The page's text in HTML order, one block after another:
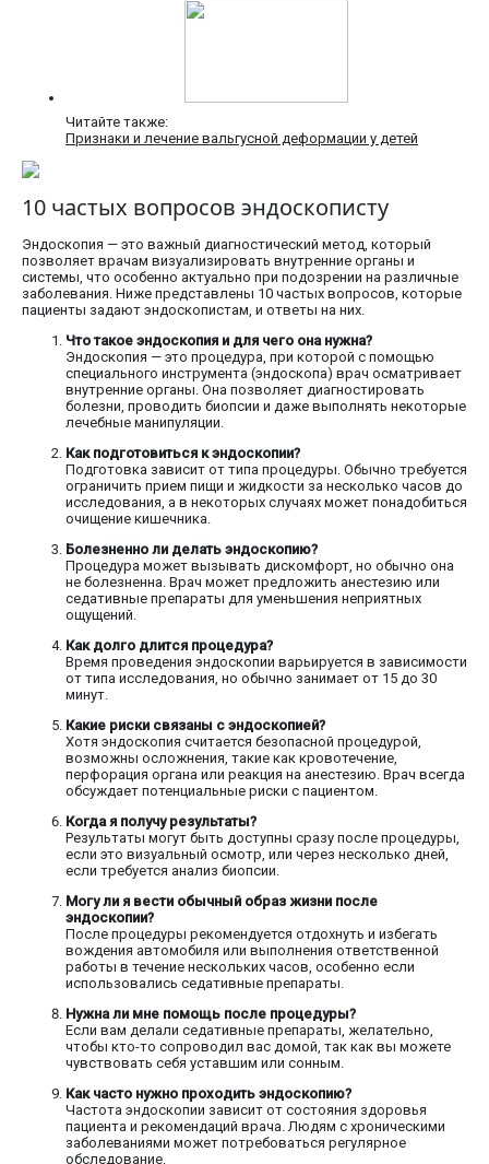
Читайте также:
Признаки и лечение вальгусной деформации у детей
10 частых вопросов эндоскописту
Эндоскопия — это важный диагностический метод, который
позволяет врачам визуализировать внутренние органы и
системы, что особенно актуально при подозрении на различные
заболевания. Ниже представлены 10 частых вопросов, которые
пациенты задают эндоскопистам, и ответы на них.
Что такое эндоскопия и для чего она нужна?
Эндоскопия — это процедура, при которой с помощью
специального инструмента (эндоскопа) врач осматривает
внутренние органы. Она позволяет диагностировать
болезни, проводить биопсии и даже выполнять некоторые
лечебные манипуляции.
Как подготовиться к эндоскопии?
Подготовка зависит от типа процедуры. Обычно требуется
ограничить прием пищи и жидкости за несколько часов до
исследования, а в некоторых случаях может понадобиться
очищение кишечника.
Болезненно ли делать эндоскопию?
Процедура может вызывать дискомфорт, но обычно она
не болезненна. Врач может предложить анестезию или
седативные препараты для уменьшения неприятных
ощущений.
Как долго длится процедура?
Время проведения эндоскопии варьируется в зависимости
от типа исследования, но обычно занимает от 15 до 30
минут.
Какие риски связаны с эндоскопией?
Хотя эндоскопия считается безопасной процедурой,
возможны осложнения, такие как кровотечение,
перфорация органа или реакция на анестезию. Врач всегда
обсуждает потенциальные риски с пациентом.
Когда я получу результаты?
Результаты могут быть доступны сразу после процедуры,
если это визуальный осмотр, или через несколько дней,
если требуется анализ биопсии.
Могу ли я вести обычный образ жизни после
эндоскопии?
После процедуры рекомендуется отдохнуть и избегать
вождения автомобиля или выполнения ответственной
работы в течение нескольких часов, особенно если
использовались седативные препараты.
Нужна ли мне помощь после процедуры?
Если вам делали седативные препараты, желательно,
чтобы кто-то сопроводил вас домой, так как вы можете
чувствовать себя уставшим или сонным.
Как часто нужно проходить эндоскопию?
Частота эндоскопии зависит от состояния здоровья
пациента и рекомендаций врача. Людям с хроническими
заболеваниями может потребоваться регулярное
обследование.